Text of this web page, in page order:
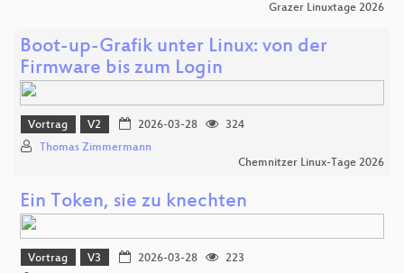
Grazer Linuxtage 2026
Boot-up-Grafik unter Linux: von der
Firmware bis zum Login
Vortrag V2 2026-03-28
324
Thomas Zimmermann
Chemnitzer Linux-Tage 2026
Ein Token, sie zu knechten
Vortrag V3 2026-03-28
223